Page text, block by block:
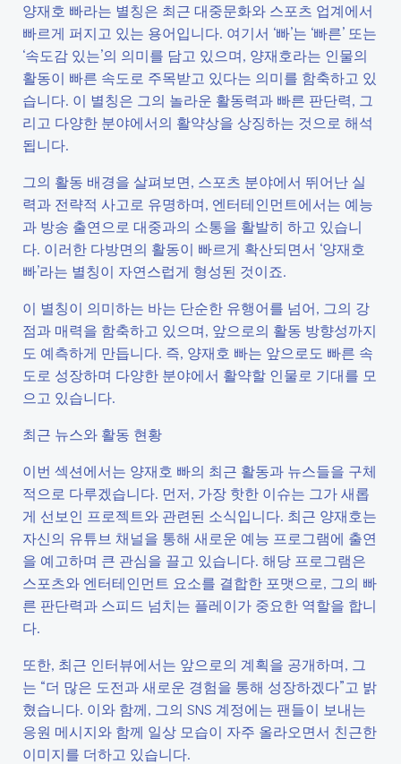
양재호 빠라는 별칭은 최근 대중문화와 스포츠 업계에서
빠르게 퍼지고 있는 용어입니다. 여기서 ‘빠’는 ‘빠른’ 또는
‘속도감 있는’의 의미를 담고 있으며, 양재호라는 인물의
활동이 빠른 속도로 주목받고 있다는 의미를 함축하고 있
습니다. 이 별칭은 그의 놀라운 활동력과 빠른 판단력, 그
리고 다양한 분야에서의 활약상을 상징하는 것으로 해석
됩니다.
그의 활동 배경을 살펴보면, 스포츠 분야에서 뛰어난 실
력과 전략적 사고로 유명하며, 엔터테인먼트에서는 예능
과 방송 출연으로 대중과의 소통을 활발히 하고 있습니
다. 이러한 다방면의 활동이 빠르게 확산되면서 ‘양재호
빠’라는 별칭이 자연스럽게 형성된 것이죠.
이 별칭이 의미하는 바는 단순한 유행어를 넘어, 그의 강
점과 매력을 함축하고 있으며, 앞으로의 활동 방향성까지
도 예측하게 만듭니다. 즉, 양재호 빠는 앞으로도 빠른 속
도로 성장하며 다양한 분야에서 활약할 인물로 기대를 모
으고 있습니다.
최근 뉴스와 활동 현황
이번 섹션에서는 양재호 빠의 최근 활동과 뉴스들을 구체
적으로 다루겠습니다. 먼저, 가장 핫한 이슈는 그가 새롭
게 선보인 프로젝트와 관련된 소식입니다. 최근 양재호는
자신의 유튜브 채널을 통해 새로운 예능 프로그램에 출연
을 예고하며 큰 관심을 끌고 있습니다. 해당 프로그램은
스포츠와 엔터테인먼트 요소를 결합한 포맷으로, 그의 빠
른 판단력과 스피드 넘치는 플레이가 중요한 역할을 합니
다.
또한, 최근 인터뷰에서는 앞으로의 계획을 공개하며, 그
는 “더 많은 도전과 새로운 경험을 통해 성장하겠다”고 밝
혔습니다. 이와 함께, 그의 SNS 계정에는 팬들이 보내는
응원 메시지와 함께 일상 모습이 자주 올라오면서 친근한
이미지를 더하고 있습니다.